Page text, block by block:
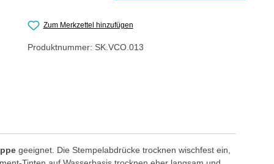
Zum Merkzettel hinzufügen
Produktnummer: SK.VCO.013
geeignet. Die Stempelabdrücke trocknen wischfest ein,